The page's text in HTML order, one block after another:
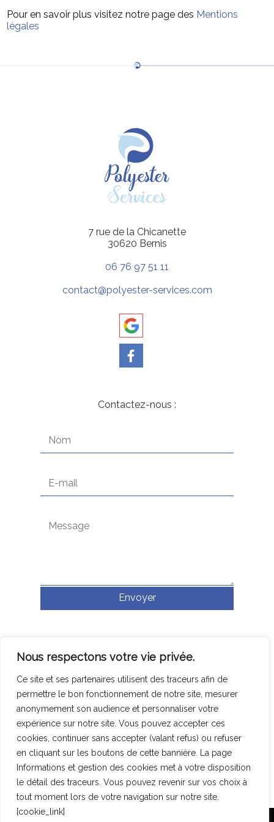
Nous respectons votre vie privée.
Ce site et ses partenaires utilisent des traceurs afin de
permettre le bon fonctionnement de notre site, mesurer
anonymement son audience et personnaliser votre
expérience sur notre site. Vous pouvez accepter ces
cookies, continuer sans accepter (valant refus) ou refuser
en cliquant sur les boutons de cette bannière. La page
Informations et gestion des cookies met à votre disposition
le détail des traceurs. Vous pouvez revenir sur vos choix à
tout moment lors de votre navigation sur notre site.
[cookie_link]
Pour en savoir plus visitez notre page des Mentions
légales
7 rue de la Chicanette
30620 Bernis
06 76 97 51 11
contact@polyester-services.com
Contactez-nous :
Polyester services
Revêtement de piscine
Etanchéité
Galerie